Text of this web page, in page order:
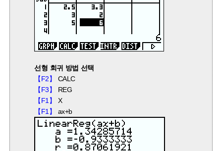
선형 회귀 방법 선택
【F2】
CALC
【F3】
REG
【F1】
X
【F1】
ax+b